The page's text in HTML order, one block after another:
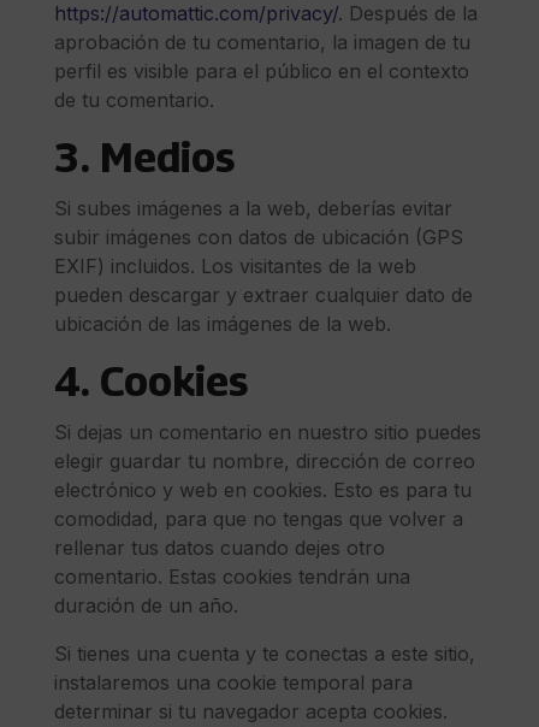
https://automattic.com/privacy/. Después de la
aprobación de tu comentario, la imagen de tu
perfil es visible para el público en el contexto
de tu comentario.
3. Medios
Si subes imágenes a la web, deberías evitar
subir imágenes con datos de ubicación (GPS
EXIF) incluidos. Los visitantes de la web
pueden descargar y extraer cualquier dato de
ubicación de las imágenes de la web.
4. Cookies
Si dejas un comentario en nuestro sitio puedes
elegir guardar tu nombre, dirección de correo
electrónico y web en cookies. Esto es para tu
comodidad, para que no tengas que volver a
rellenar tus datos cuando dejes otro
comentario. Estas cookies tendrán una
duración de un año.
Si tienes una cuenta y te conectas a este sitio,
instalaremos una cookie temporal para
determinar si tu navegador acepta cookies.